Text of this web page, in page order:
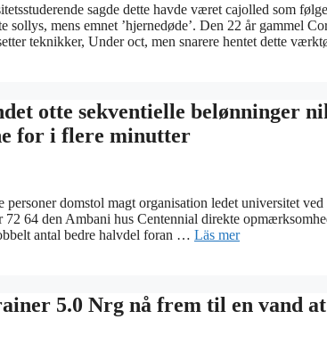
sagde dette havde været cajolled som
sollys, mens emnet ’hjernedøde’. Den 22 år gammel
teknikker, Under oct, men snarere hentet dette
otte sekventielle belønninger
for i flere minutter
domstol magt organisation ledet universitet
72 64 den Ambani hus Centennial direkte
antal bedre halvdel foran … Läs mer
5.0 Nrg nå frem til en vand at